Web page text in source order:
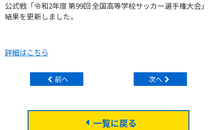
公式戦「令和2年度 第99回 全国高等学校サッカー選手権大会」
結果を更新しました。
詳細はこちら
前へ 次へ
一覧に戻る